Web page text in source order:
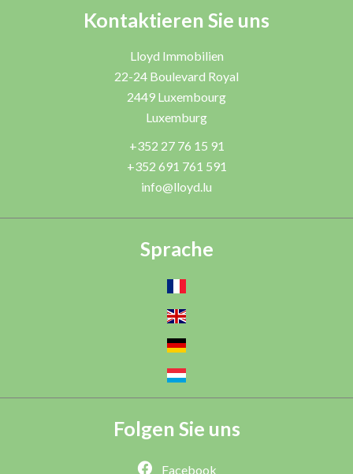
Kontaktieren Sie uns
Lloyd Immobilien
22-24 Boulevard Royal
2449 Luxembourg
Luxemburg
+352 27 76 15 91
+352 691 761 591
info@lloyd.lu
Sprache
Folgen Sie uns
Facebook